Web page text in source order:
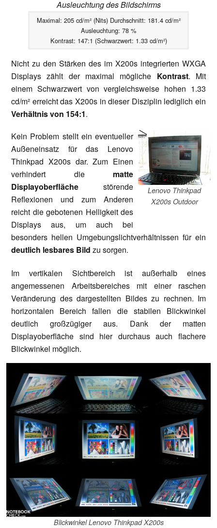
Ausleuchtung des Bildschirms
Maximal: 205 cd/m² (Nits) Durchschnitt: 181.4 cd/m²
Ausleuchtung: 78 %
Kontrast: 147:1 (Schwarzwert: 1.33 cd/m²)
Nicht zu den Stärken des im X200s integrierten WXGA
Displays zählt der maximal mögliche Kontrast. Mit
einem Schwarzwert von vergleichsweise hohen 1.33
cd/m² erreicht das X200s in dieser Disziplin lediglich ein
Verhältnis von 154:1.
Lenovo Thinkpad
X200s Outdoor
Kein Problem stellt ein eventueller
Außeneinsatz für das Lenovo
Thinkpad X200s dar. Zum Einen
verhindert die matte
Displayoberfläche störende
Reflexionen und zum Anderen
reicht die gebotenen Helligkeit des
Displays aus, um auch bei
besonders hellen Umgebungslichtverhältnissen für ein
deutlich lesbares Bild zu sorgen.
Im vertikalen Sichtbereich ist außerhalb eines
angemessenen Arbeitsbereiches mit einer raschen
Veränderung des dargestellten Bildes zu rechnen. Im
horizontalen Bereich fallen die stabilen Blickwinkel
deutlich großzügiger aus. Dank der matten
Displayoberfläche sind hier durchaus auch flachere
Blickwinkel möglich.
Blickwinkel Lenovo Thinkpad X200s